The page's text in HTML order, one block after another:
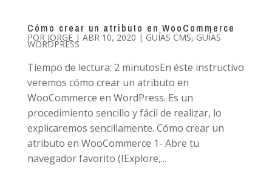
Cómo crear un atributo en WooCommerce
POR JORGE| ABR 10, 2020 | GUÍAS CMS, GUÍAS
WORDPRESS
Tiempo de lectura: 2 minutosEn éste instructivo
veremos cómo crear un atributo en
WooCommerce en WordPress. Es un
procedimiento sencillo y fácil de realizar, lo
explicaremos sencillamente. Cómo crear un
atributo en WooCommerce 1- Abre tu
navegador favorito (IExplore,...